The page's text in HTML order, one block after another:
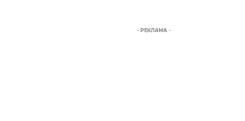
- РЕКЛАМА -